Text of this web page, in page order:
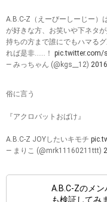
A.B.C-Z（えーびーしーじー）
が好きな方、お笑いや下ネタ
持ちの方まで誰にでもハマる
れば是非……！ pic.twitter.com/
— みっちゃん (@kgs__12)
俗に言う
『アクロバットおばけ』
A.B.C-Z JOYしたいキモチ
— まりこ (@mrk11160211ttt)
A.B.C-Zのメ
も検証してみ